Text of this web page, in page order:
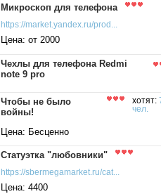
Микроскоп для телефона
https://market.yandex.ru/prod...
Цена: от 2000
Чехлы для телефона Redmi
note 9 pro
Чтобы не было
войны!
хотят:
чел.
Цена: Бесценно
Статуэтка "любовники"
https://sbermegamarket.ru/cat...
Цена: 4400